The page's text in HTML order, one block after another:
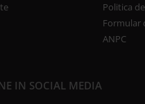
Politica
Formular
ANPC
IN SOCIAL MEDIA